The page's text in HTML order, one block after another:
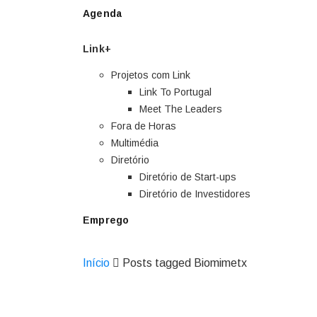
Agenda
Link+
Projetos com Link
Link To Portugal
Meet The Leaders
Fora de Horas
Multimédia
Diretório
Diretório de Start-ups
Diretório de Investidores
Emprego
Início Posts tagged Biomimetx